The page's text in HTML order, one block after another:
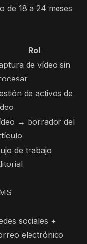
de 18 a 24 meses
Rol
de vídeo sin
de activos de
→ borrador del
de trabajo
sociales +
electrónico